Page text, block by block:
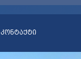
კონტაქტი